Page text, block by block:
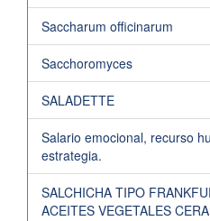
Saccharum officinarum
Sacchoromyces
SALADETTE
Salario emocional, recurso
estrategia.
SALCHICHA TIPO
ACEITES VEGETALES